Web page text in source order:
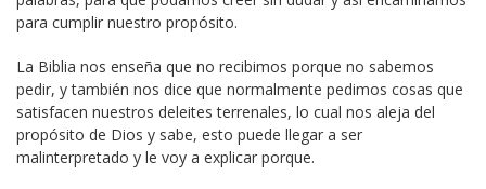
para cumplir nuestro propósito.
La Biblia nos enseña que no recibimos porque no sabemos
pedir, y también nos dice que normalmente pedimos cosas que
satisfacen nuestros deleites terrenales, lo cual nos aleja del
propósito de Dios y sabe, esto puede llegar a ser
malinterpretado y le voy a explicar porque.